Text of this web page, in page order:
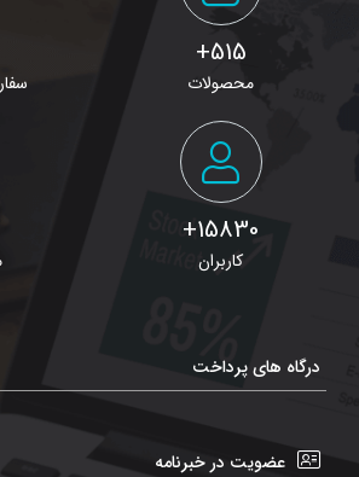
515+
محصولات
15830+
کاربران
درگاه های پرداخت
عضویت در خبرنامه